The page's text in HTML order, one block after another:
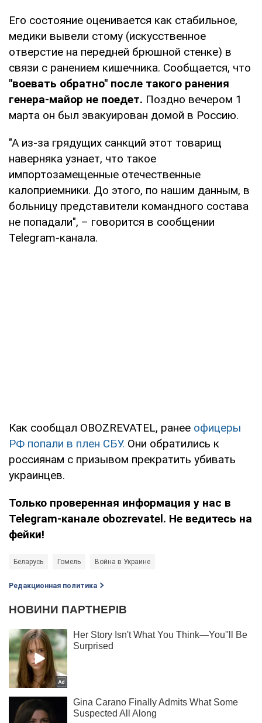
Его состояние оценивается как стабильное,
медики вывели стому (искусственное
отверстие на передней брюшной стенке) в
связи с ранением кишечника. Сообщается, что
"воевать обратно" после такого ранения
генера-майор не поедет. Поздно вечером 1
марта он был эвакуирован домой в Россию.
"А из-за грядущих санкций этот товарищ
наверняка узнает, что такое
импортозамещенные отечественные
калоприемники. До этого, по нашим данным, в
больницу представители командного состава
не попадали", – говорится в сообщении
Telegram-канала.
Как сообщал OBOZREVATEL, ранее офицеры
РФ попали в плен СБУ. Они обратились к
россиянам с призывом прекратить убивать
украинцев.
Только проверенная информация у нас в
Telegram-канале obozrevatel. Не ведитесь на
фейки!
Беларусь Гомель Война в Украине
Редакционная политика